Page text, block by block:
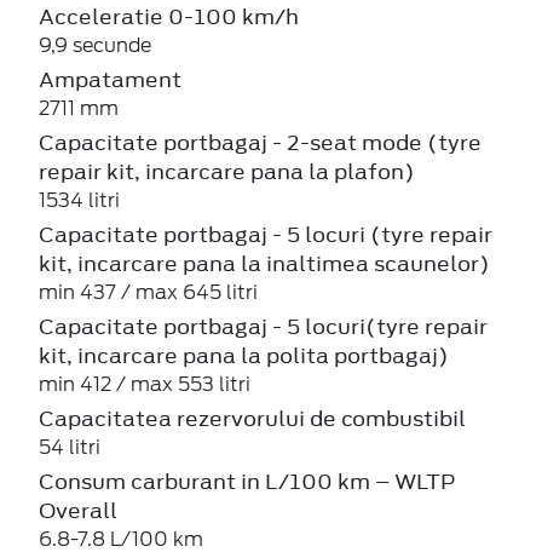
Acceleratie 0-100 km/h
9,9 secunde
Ampatament
2711 mm
Capacitate portbagaj - 2-seat mode (tyre
repair kit, incarcare pana la plafon)
1534 litri
Capacitate portbagaj - 5 locuri (tyre repair
kit, incarcare pana la inaltimea scaunelor)
min 437 / max 645 litri
Capacitate portbagaj - 5 locuri(tyre repair
kit, incarcare pana la polita portbagaj)
min 412 / max 553 litri
Capacitatea rezervorului de combustibil
54 litri
Consum carburant in L/100 km – WLTP
Overall
6.8-7.8 L/100 km